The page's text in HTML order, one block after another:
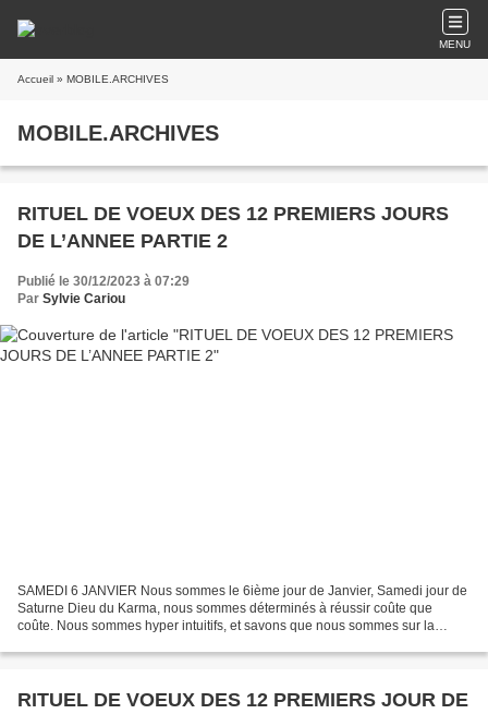
MENU
Accueil » MOBILE.ARCHIVES
MOBILE.ARCHIVES
RITUEL DE VOEUX DES 12 PREMIERS JOURS
DE L’ANNEE PARTIE 2
Publié le 30/12/2023 à 07:29
Par Sylvie Cariou
SAMEDI 6 JANVIER Nous sommes le 6ième jour de Janvier, Samedi jour de
Saturne Dieu du Karma, nous sommes déterminés à réussir coûte que
coûte. Nous sommes hyper intuitifs, et savons que nous sommes sur la
RITUEL DE VOEUX DES 12 PREMIERS JOUR DE